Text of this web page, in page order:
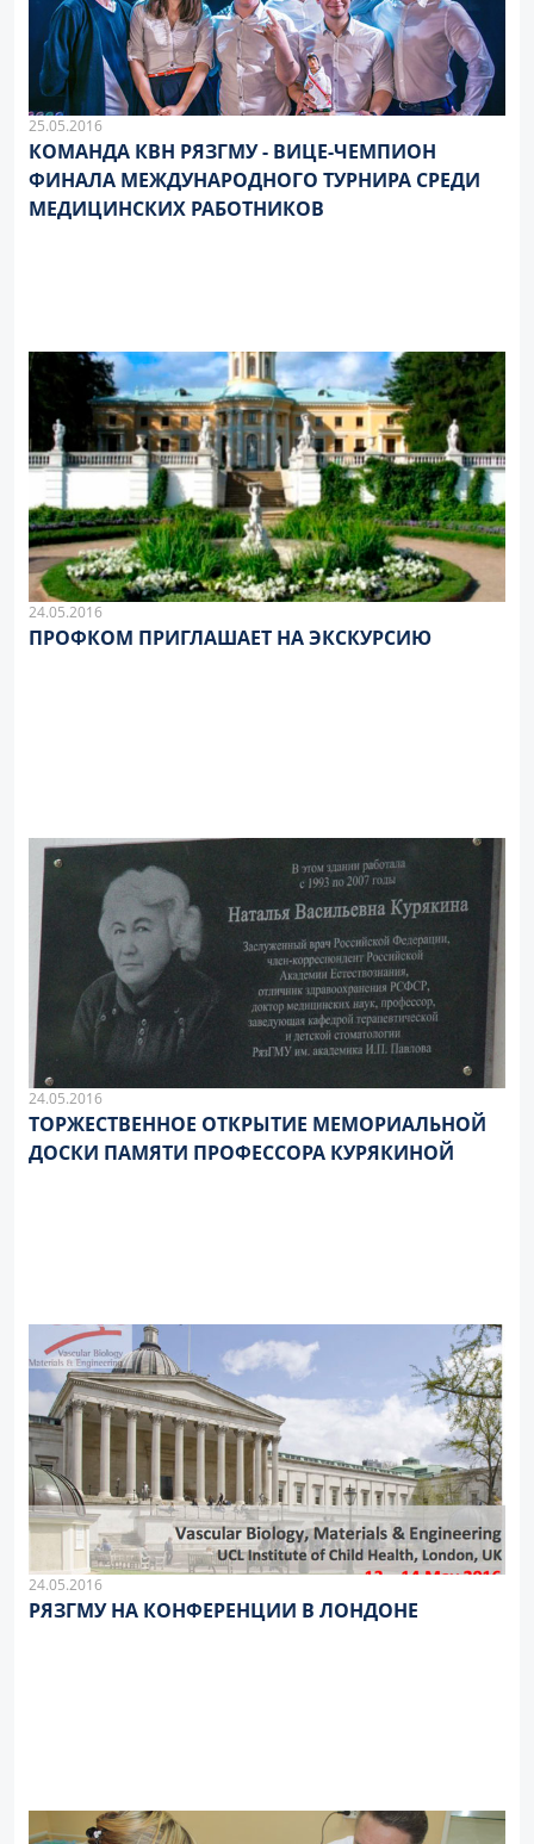
25.05.2016
КОМАНДА КВН РЯЗГМУ - ВИЦЕ-ЧЕМПИОН
ФИНАЛА МЕЖДУНАРОДНОГО ТУРНИРА СРЕДИ
МЕДИЦИНСКИХ РАБОТНИКОВ
24.05.2016
ПРОФКОМ ПРИГЛАШАЕТ НА ЭКСКУРСИЮ
24.05.2016
ТОРЖЕСТВЕННОЕ ОТКРЫТИЕ МЕМОРИАЛЬНОЙ
ДОСКИ ПАМЯТИ ПРОФЕССОРА КУРЯКИНОЙ
24.05.2016
РЯЗГМУ НА КОНФЕРЕНЦИИ В ЛОНДОНЕ